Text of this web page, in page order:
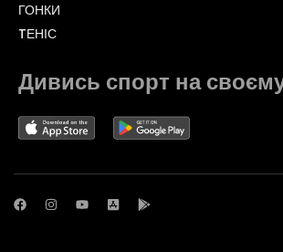
ГОНКИ
TЕНІС
Дивись спорт на